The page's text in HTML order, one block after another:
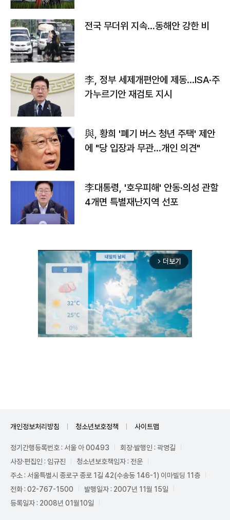
전국 무더위 지속…동해안 강한 비
李, 정부 세제개편안에 제동…ISA·주
가누르기안 재검토 지시
與, 황희 '폐기 버스 청년 주택' 제안
에 "당 입장과 무관…개인 의견"
李대통령, '호우피해' 안동·의성 관할
4개면 특별재난지역 선포
arrow_forward_ios 더보기
개인정보처리방침 청소년보호정책 사이트맵
정기간행등록번호 : 서울 아 00493
회장·발행인 : 곽영길
사장·편집인 : 임규진
청소년보호책임자 : 전운
주소 : 서울특별시 종로구 종로 1길 42(수송동 146-1) 이마빌딩 11층
전화 : 02-767-1500
발행일자 : 2007년 11월 15일
등록일자 : 2008년 01월10일